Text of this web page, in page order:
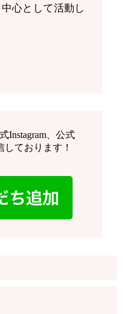
心として活動し
Instagram、公式
ております！